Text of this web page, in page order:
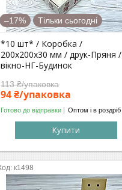
–17% Тільки сьогодні
*10 шт* / Коробка /
200х200х30 мм / друк-Пряня /
вікно-НГ-Будинок
113 ₴/упаковка
94 ₴/упаковка
Готово до відправки Оптом і в роздріб
Купити
к1498